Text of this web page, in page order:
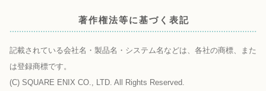
著作権法等に基づく表記
記載されている会社名・製品名・システム名などは、各社の商標、また
は登録商標です。
(C) SQUARE ENIX CO., LTD. All Rights Reserved.